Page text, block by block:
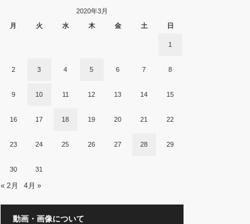
2020年3月
月
火 水 木 金 土 日
1
2 3 4 5 6 7 8
9 10 11 12 13 14 15
16 17 18 19 20 21 22
23 24 25 26 27 28 29
30 31
« 2月 4月 »
動画・画像について